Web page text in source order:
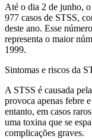
Até o dia 2 de junho,
977 casos de STSS,
deste ano. Esse
representa o maior
1999.
Sintomas e riscos da
A STSS é causada
provoca apenas febre
entanto, em casos
uma toxina que se
complicações graves.